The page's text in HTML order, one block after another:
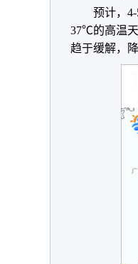
预计，
37℃的高温
趋于缓解，